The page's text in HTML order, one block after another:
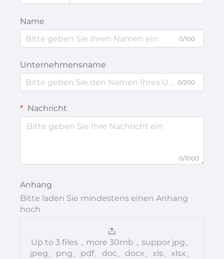
Name
0/100
Unternehmensname
0/200
Nachricht
0/1000
Anhang
Bitte laden Sie mindestens einen Anhang
hoch
Up to 3 files，more 30mb，suppor jpg、
jpeg、png、pdf、doc、docx、xls、xlsx、